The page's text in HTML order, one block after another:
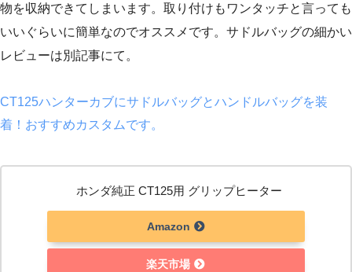
物を収納できてしまいます。取り付けもワンタッチと言っても
いいぐらいに簡単なのでオススメです。サドルバッグの細かい
レビューは別記事にて。
CT125ハンターカブにサドルバッグとハンドルバッグを装
着！おすすめカスタムです。
ホンダ純正 CT125用 グリップヒーター
Amazon
楽天市場